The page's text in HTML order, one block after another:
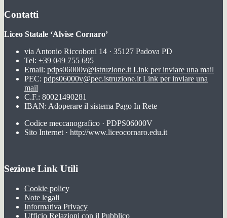
Contatti
Liceo Statale ‘Alvise Cornaro’
via Antonio Riccoboni 14 · 35127 Padova PD
Tel: +39 049 755 695
Email: pdps06000v@istruzione.it Link per inviare una mail
PEC: pdps06000v@pec.istruzione.it Link per inviare una
mail
C.F.: 80021490281
IBAN: Adoperare il sistema Pago In Rete
Codice meccanografico · PDPS06000V
Sito Internet · http://www.liceocornaro.edu.it
Sezione Link Utili
Cookie policy
Note legali
Informativa Privacy
Ufficio Relazioni con il Pubblico